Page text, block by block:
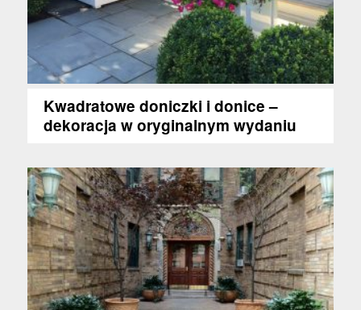
Kwadratowe doniczki i donice –
dekoracja w oryginalnym wydaniu